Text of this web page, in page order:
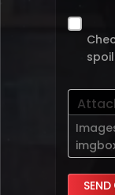
SEND